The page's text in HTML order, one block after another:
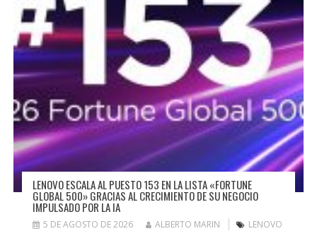
LENOVO ESCALA AL PUESTO 153 EN LA LISTA «FORTUNE
GLOBAL 500» GRACIAS AL CRECIMIENTO DE SU NEGOCIO
IMPULSADO POR LA IA
5 DE AGOSTO DE 2026 ALBERTO MARIN LENOVO